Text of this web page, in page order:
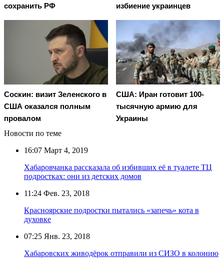
сохранить РФ
избиение украинцев
Соскин: визит Зеленского в
США оказался полным
провалом
США: Иран готовит 100-
тысячную армию для
Украины
Новости по теме
16:07 Март 4, 2019
Хабаровчанка рассказала об избивших её в туалете ТЦ
подростках: они из детских домов
11:24 Фев. 23, 2018
Красноярские подростки пытались «запечь» кота в
духовке
07:25 Янв. 23, 2018
Хабаровских живодёрок отправили из СИЗО в колонию